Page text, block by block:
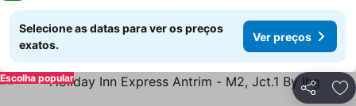
Selecione as datas para ver os preços
exatos.
Ver preços
Partilhar
Escolha popular